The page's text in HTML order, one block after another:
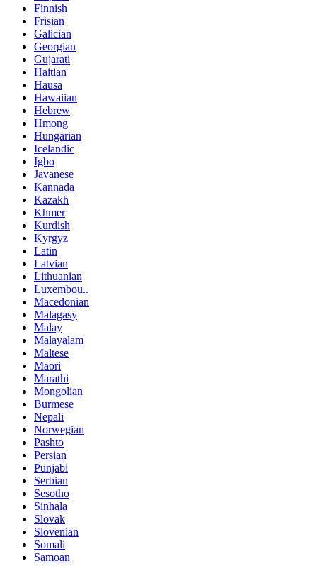
Finnish
Frisian
Galician
Georgian
Gujarati
Haitian
Hausa
Hawaiian
Hebrew
Hmong
Hungarian
Icelandic
Igbo
Javanese
Kannada
Kazakh
Khmer
Kurdish
Kyrgyz
Latin
Latvian
Lithuanian
Luxembou..
Macedonian
Malagasy
Malay
Malayalam
Maltese
Maori
Marathi
Mongolian
Burmese
Nepali
Norwegian
Pashto
Persian
Punjabi
Serbian
Sesotho
Sinhala
Slovak
Slovenian
Somali
Samoan